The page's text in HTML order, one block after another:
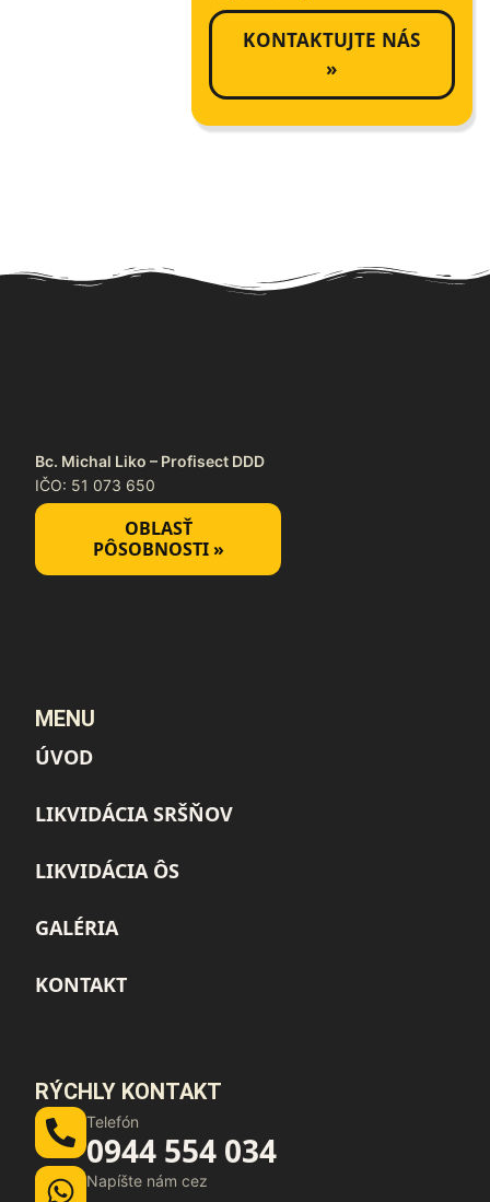
KONTAKTUJTE NÁS
»
Bc. Michal Liko – Profisect DDD
IČO: 51 073 650
OBLASŤ
PÔSOBNOSTI »
MENU
ÚVOD
LIKVIDÁCIA SRŠŇOV
LIKVIDÁCIA ÔS
GALÉRIA
KONTAKT
RÝCHLY KONTAKT
Telefón
0944 554 034
Napíšte nám cez